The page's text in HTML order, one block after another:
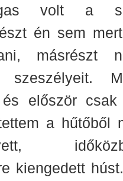
volt a
én sem
másrészt
és először
a hűtőből
kiengedett